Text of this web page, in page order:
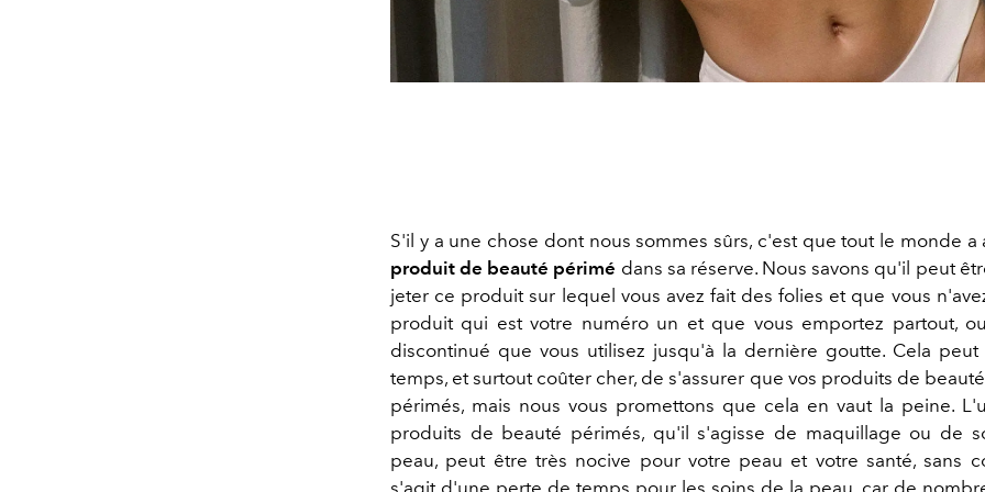
S'il y a une chose dont nous sommes sûrs, c'est que tout le monde a
produit de beauté périmé dans sa réserve. Nous savons qu'il peut
jeter ce produit sur lequel vous avez fait des folies et que vous
produit qui est votre numéro un et que vous emportez partout,
discontinué que vous utilisez jusqu'à la dernière goutte. Cela
temps, et surtout coûter cher, de s'assurer que vos produits de
périmés, mais nous vous promettons que cela en vaut la peine.
produits de beauté périmés, qu'il s'agisse de maquillage ou de
peau, peut être très nocive pour votre peau et votre santé, sans
s'agit d'une perte de temps pour les soins de la peau, car de